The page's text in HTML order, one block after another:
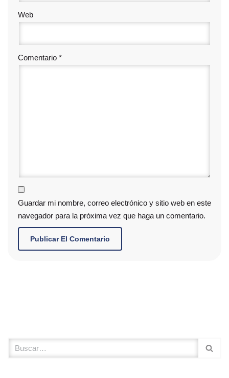
Web
Comentario *
Guardar mi nombre, correo electrónico y sitio web en este
navegador para la próxima vez que haga un comentario.